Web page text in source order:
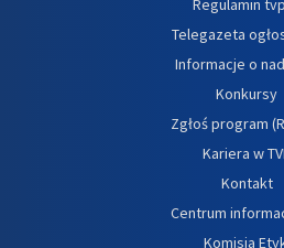
Regulamin
Telegazeta
Informacje o
Konkursy
Zgłoś program
Kariera w
Kontakt
Centrum
Komisja